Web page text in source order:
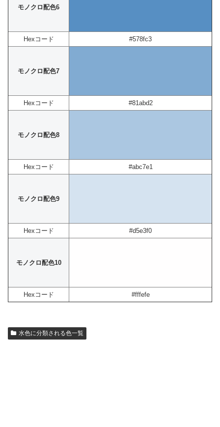
モノクロ配色6
Hexコード #578fc3
モノクロ配色7
Hexコード #81abd2
モノクロ配色8
Hexコード #abc7e1
モノクロ配色9
Hexコード #d5e3f0
モノクロ配色10
Hexコード #fffefe
水色に分類される色一覧